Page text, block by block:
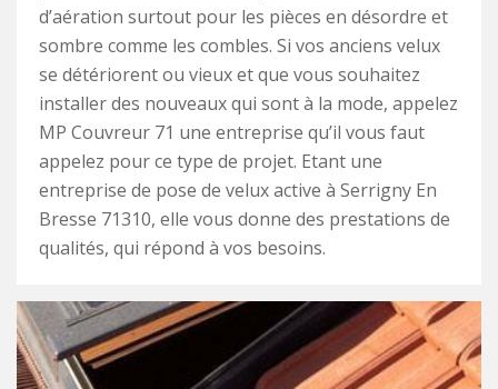
d’aération surtout pour les pièces en désordre et
sombre comme les combles. Si vos anciens velux
se détériorent ou vieux et que vous souhaitez
installer des nouveaux qui sont à la mode, appelez
MP Couvreur 71 une entreprise qu’il vous faut
appelez pour ce type de projet. Etant une
entreprise de pose de velux active à Serrigny En
Bresse 71310, elle vous donne des prestations de
qualités, qui répond à vos besoins.